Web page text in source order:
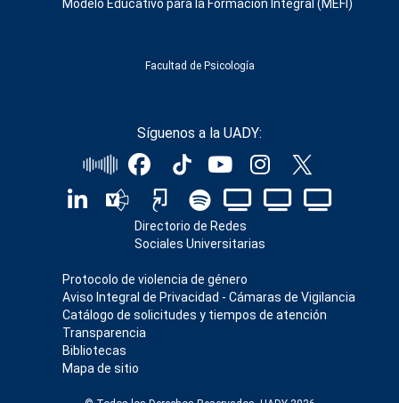
Modelo Educativo para la Formación Integral (MEFI)
Facultad de Psicología
Síguenos a la UADY:
Directorio de Redes
Sociales Universitarias
Protocolo de violencia de género
Aviso Integral de Privacidad - Cámaras de Vigilancia
Catálogo de solicitudes y tiempos de atención
Transparencia
Bibliotecas
Mapa de sitio